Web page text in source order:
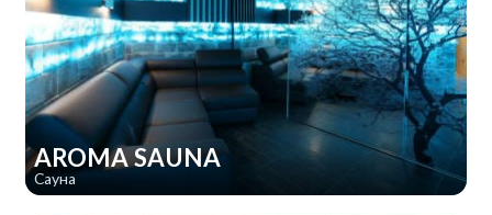
AROMA SAUNA
Сауна